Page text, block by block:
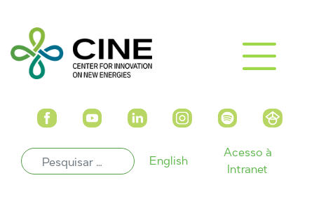
English
Acesso à
Intranet